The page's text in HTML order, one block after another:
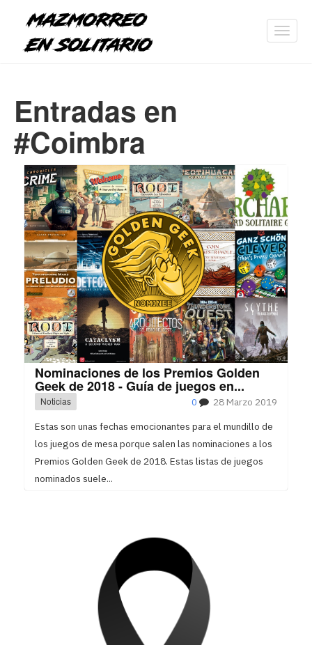
Entradas en
#Coimbra
Nominaciones de los Premios Golden
Geek de 2018 - Guía de juegos en...
Noticias 28 Marzo 2019
0
Estas son unas fechas emocionantes para el mundillo de
los juegos de mesa porque salen las nominaciones a los
Premios Golden Geek de 2018. Estas listas de juegos
nominados suele...